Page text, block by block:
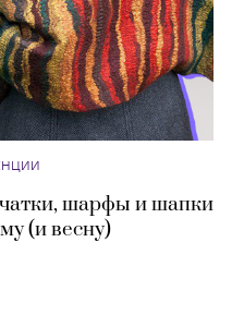
шарфы и шапки
(и весну)